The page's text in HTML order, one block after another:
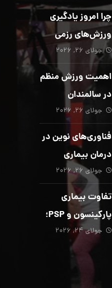
چرا امروز یادگیری
ورزش‌های رزمی
بیش از هر زمان
دیگری ضروری
است؟
جولای ۲۶, ۲۰۲۶
اهمیت ورزش منظم
در سالمندان
جولای ۲۶, ۲۰۲۶
فناوری‌های نوین در
درمان بیماری
پارکینسون؛ از هوش
مصنوعی تا تحریک
عمقی مغز
جولای ۲۶, ۲۰۲۶
تفاوت بیماری
پارکینسون و PSP؛
از تشخیص تا
توانبخشی تخصصی
در منزل_بخش پنجم
جولای ۲۴, ۲۰۲۶